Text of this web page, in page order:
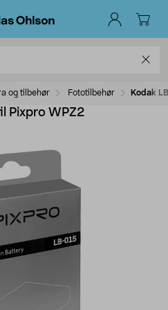
og tilbehør Fototilbehør Kodak
Pixpro WPZ2